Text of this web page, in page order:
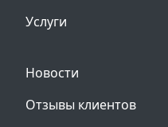
Услуги
Новости
Отзывы клиентов